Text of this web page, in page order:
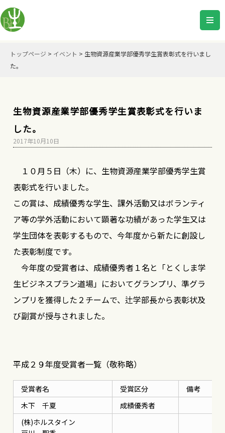
トップページ > イベント > 生物資源産業学部優秀学生賞表彰式を行いまし
た。
生物資源産業学部優秀学生賞表彰式を行いま
した。
2017年10月10日
１０月５日（木）に、生物資源産業学部優秀学生賞
表彰式を行いました。
この賞は、成績優秀な学生、課外活動又はボランティ
ア等の学外活動において顕著な功績があった学生又は
学生団体を表彰するもので、今年度から新たに創設し
た表彰制度です。
今年度の受賞者は、成績優秀者１名と「とくしま学
生ビジネスプラン道場」においてグランプリ、準グラ
ンプリを獲得した２チームで、辻学部長から表彰状及
び副賞が授与されました。
平成２９年度受賞者一覧（敬称略）
受賞者名 受賞区分
備考
木下 千夏
成績優秀者
(株)ホルスタイン